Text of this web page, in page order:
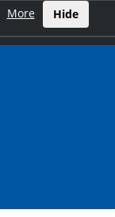
More Hide